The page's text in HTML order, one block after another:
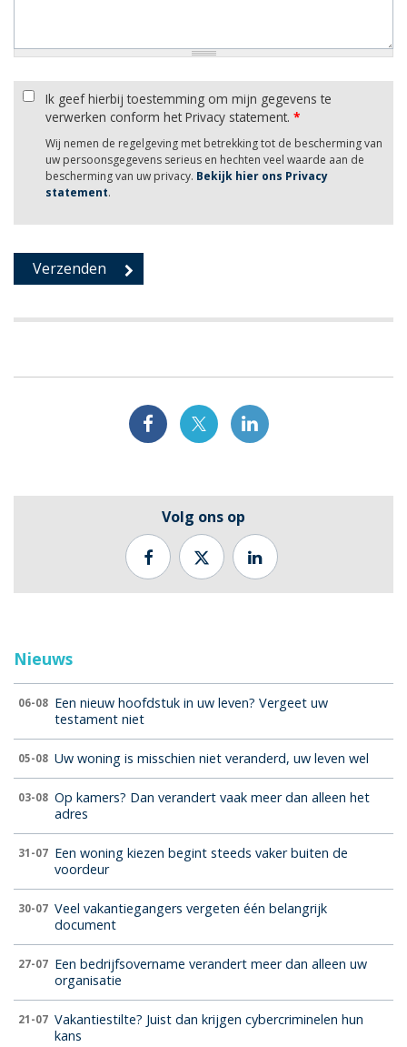
Ik geef hierbij toestemming om mijn gegevens te
verwerken conform het Privacy statement. *
Wij nemen de regelgeving met betrekking tot de bescherming van
uw persoonsgegevens serieus en hechten veel waarde aan de
bescherming van uw privacy. Bekijk hier ons Privacy
statement.
Volg ons op
Nieuws
06-08 Een nieuw hoofdstuk in uw leven? Vergeet uw
testament niet
05-08 Uw woning is misschien niet veranderd, uw leven wel
03-08 Op kamers? Dan verandert vaak meer dan alleen het
adres
31-07 Een woning kiezen begint steeds vaker buiten de
voordeur
30-07 Veel vakantiegangers vergeten één belangrijk
document
27-07 Een bedrijfsovername verandert meer dan alleen uw
organisatie
21-07 Vakantiestilte? Juist dan krijgen cybercriminelen hun
kans